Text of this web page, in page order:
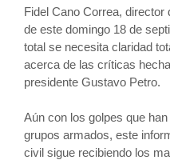
Fidel Cano Correa, director
de este domingo 18 de
total se necesita claridad
acerca de las críticas
presidente Gustavo Petro.
Aún con los golpes que
grupos armados, este
civil sigue recibiendo los